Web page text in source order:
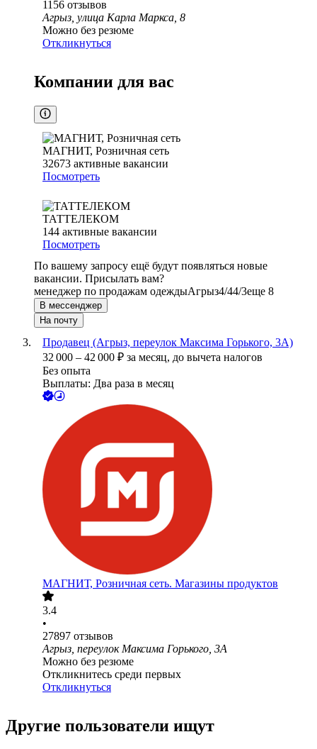
1156 отзывов
Агрыз, улица Карла Маркса, 8
Можно без резюме
Откликнуться
Компании для вас
МАГНИТ, Розничная сеть
32673 активные вакансии
Посмотреть
ТАТТЕЛЕКОМ
144 активные вакансии
Посмотреть
По вашему запросу ещё будут появляться новые
вакансии. Присылать вам?
менеджер по продажам одеждыАгрыз4/44/3еще 8
В мессенджер
На почту
Продавец (Агрыз, переулок Максима Горького, 3А)
32 000 – 42 000 ₽ за месяц, до вычета налогов
Без опыта
Выплаты: Два раза в месяц
МАГНИТ, Розничная сеть. Магазины продуктов
3.4
•
27897 отзывов
Агрыз, переулок Максима Горького, 3А
Можно без резюме
Откликнитесь среди первых
Откликнуться
Другие пользователи ищут